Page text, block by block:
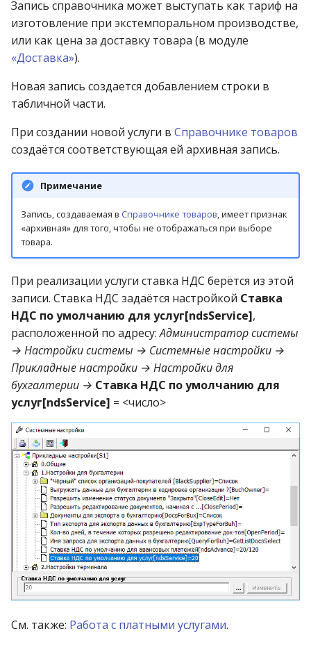
Запись справочника может выступать как тариф на
изготовление при экстемпоральном производстве,
или как цена за доставку товара (в модуле
«Доставка»).
Новая запись создается добавлением строки в
табличной части.
При создании новой услуги в Справочнике товаров
создаётся соответствующая ей архивная запись.
Примечание
Запись, создаваемая в Справочнике товаров, имеет признак
«архивная» для того, чтобы не отображаться при выборе
товара.
При реализации услуги ставка НДС берётся из этой
записи. Ставка НДС задаётся настройкой Ставка
НДС по умолчанию для услуг[ndsService],
расположенной по адресу:Администратор системы
→ Настройки системы → Системные настройки →
Прикладные настройки → Настройки для
бухгалтерии → Ставка НДС по умолчанию для
услуг[ndsService] = <число>
См. также: Работа с платными услугами.